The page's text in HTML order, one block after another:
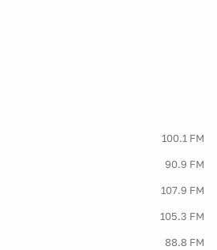
100.1 FM
90.9 FM
107.9 FM
105.3 FM
88.8 FM